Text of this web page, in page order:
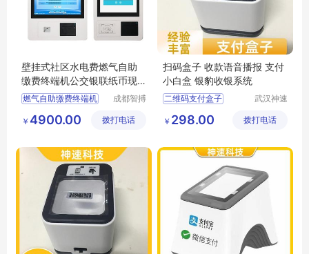
壁挂式社区水电费燃气自助
缴费终端机公交银联纸币现
金充值一体机
燃气自助缴费终端机
终端一体机 终端机
成都智搏
限公司
￥ 4900.00 拨打电话
扫码盒子 收款语音播报 支付
小白盒 银豹收银系统
二维码支付盒子
超市收款支付盒子
嵌入式扫码支付盒子批发
武汉神速
公司
￥ 298.00 拨打电话